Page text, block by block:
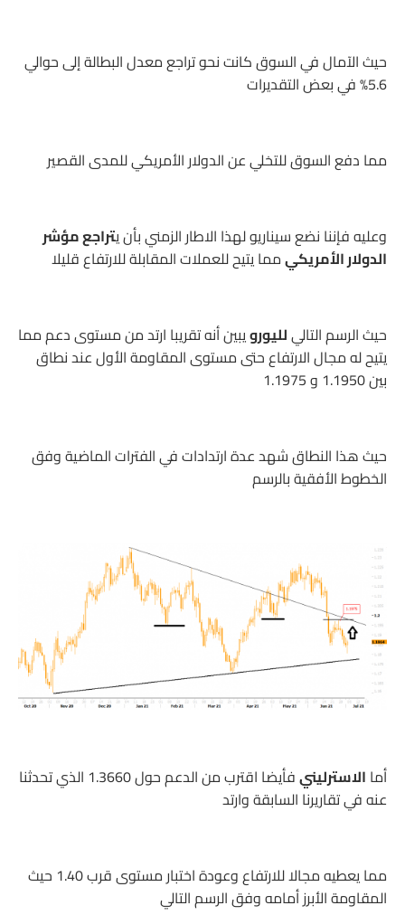
حيث الآمال في السوق كانت نحو تراجع معدل البطالة إلى حوالي
5.6% في بعض التقديرات
مما دفع السوق للتخلي عن الدولار الأمريكي للمدى القصير
وعليه فإننا نضع سيناريو لهذا الاطار الزمني بأن يتراجع مؤشر
الدولار الأمريكيمما يتيح للعملات المقابلة للارتفاع قليلا
حيث الرسم التاليلليورويبين أنه تقريبا ارتد من مستوى دعم مما
يتيح له مجال الارتفاع حتى مستوى المقاومة الأول عند نطاق
بين 1.1950 و 1.1975
حيث هذا النطاق شهد عدة ارتدادات في الفترات الماضية وفق
الخطوط الأفقية بالرسم
أما الاسترليني
فأيضا اقترب من الدعم حول 1.3660 الذي تحدثنا
عنه في تقاريرنا السابقة وارتد
مما يعطيه مجالا للارتفاع وعودة اختبار مستوى قرب 1.40 حيث
المقاومة الأبرز أمامه وفق الرسم التالي